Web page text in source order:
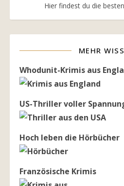
Hier findest du die
MEHR
Whodunit-Krimis aus
US-Thriller voller
Hoch leben die Hörbücher
Französische Krimis